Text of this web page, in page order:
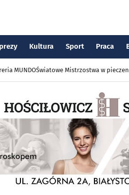
Kultura Sport Praca
MUNDOŚwiatowe Mistrzostwa w